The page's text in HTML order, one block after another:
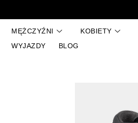
MĘŻCZYŹNI KOBIETY
WYJAZDY
BLOG